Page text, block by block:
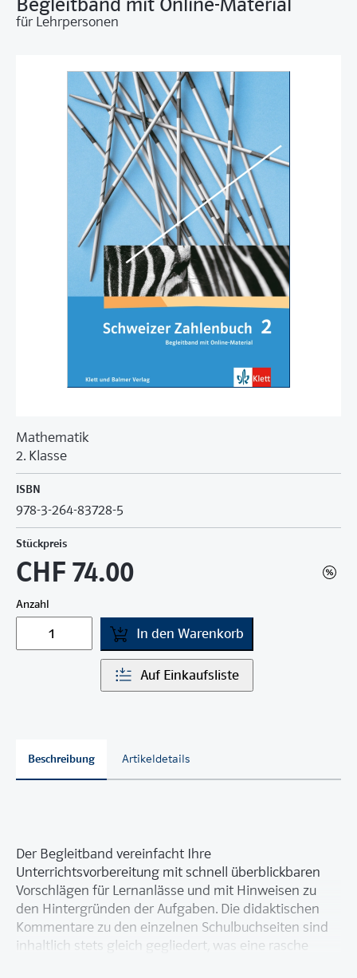
Begleitband mit Online-Material
für Lehrpersonen
Mathematik
2. Klasse
ISBN
978-3-264-83728-5
Stückpreis
CHF 74.00
Anzahl
In den Warenkorb
Auf Einkaufsliste
Beschreibung Artikeldetails
Der Begleitband vereinfacht Ihre
Unterrichtsvorbereitung mit schnell überblickbaren
Vorschlägen für Lernanlässe und mit Hinweisen zu
den Hintergründen der Aufgaben. Die didaktischen
Kommentare zu den einzelnen Schulbuchseiten sind
inhaltlich stets gleich gegliedert, was eine rasche